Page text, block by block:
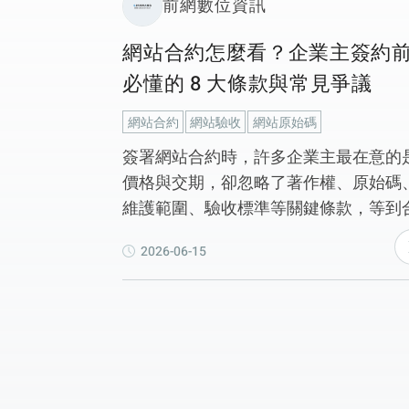
前網數位資訊
網站合約怎麼看？企業主簽約
必懂的 8 大條款與常見爭議
網站合約 網站驗收 網站原始碼
簽署網站合約時，許多企業主最在意的
價格與交期，卻忽略了著作權、原始碼、
維護範圍、驗收標準等關鍵條款，等到
作過程出現認知落差時，往往已經付出
外的時間與成本。本篇整理企業主最常
到的 8 大網站合約重點，從網站著作權
2026-06-15